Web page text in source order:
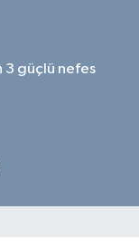
3 güçlü nefes